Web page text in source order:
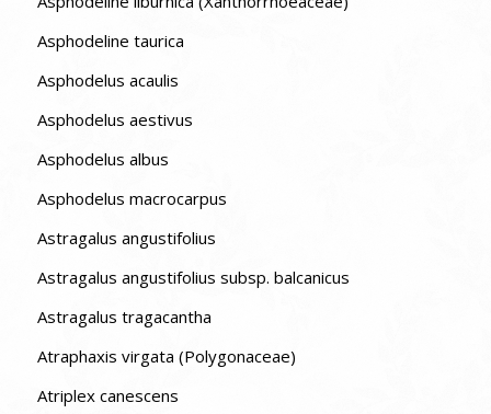
Asphodeline taurica
Asphodelus acaulis
Asphodelus aestivus
Asphodelus albus
Asphodelus macrocarpus
Astragalus angustifolius
Astragalus angustifolius subsp. balcanicus
Astragalus tragacantha
Atraphaxis virgata (Polygonaceae)
Atriplex canescens